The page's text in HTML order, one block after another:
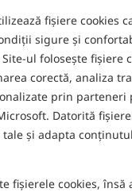
fișiere cookies
sigure și
ul folosește fișiere
corectă, analiza
prin parteneri
Datorită
și adapta
fișierele cookies,
FILTRU
ȘI PANTALONI
PESCUIT